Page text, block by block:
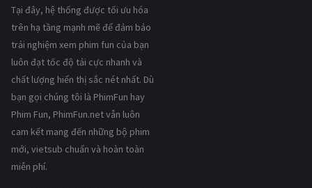
Tại đây, hệ thống được tối ưu hóa
trên hạ tầng mạnh mẽ để đảm bảo
trải nghiệm xem phim fun của bạn
luôn đạt tốc độ tải cực nhanh và
chất lượng hiển thị sắc nét nhất. Dù
bạn gọi chúng tôi là PhimFun hay
Phim Fun, PhimFun.net vẫn luôn
cam kết mang đến những bộ phim
mới, vietsub chuẩn và hoàn toàn
miễn phí.